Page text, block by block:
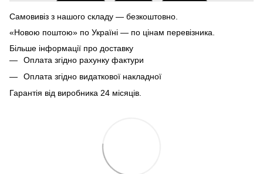
Самовивіз з нашого складу — безкоштовно.
«Новою поштою» по Україні — по цінам перевізника.
Більше інформації про доставку
Оплата згідно рахунку фактури
Оплата згідно видаткової накладної
Гарантія від виробника 24 місяців.